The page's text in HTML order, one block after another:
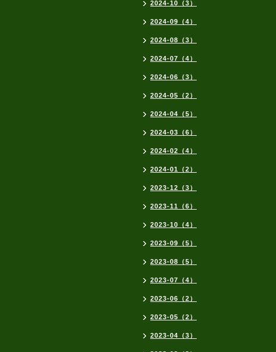
2024-10（3）
2024-09（4）
2024-08（3）
2024-07（4）
2024-06（3）
2024-05（2）
2024-04（5）
2024-03（6）
2024-02（4）
2024-01（2）
2023-12（3）
2023-11（6）
2023-10（4）
2023-09（5）
2023-08（5）
2023-07（4）
2023-06（2）
2023-05（2）
2023-04（3）